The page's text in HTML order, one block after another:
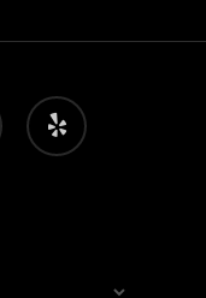
yelp